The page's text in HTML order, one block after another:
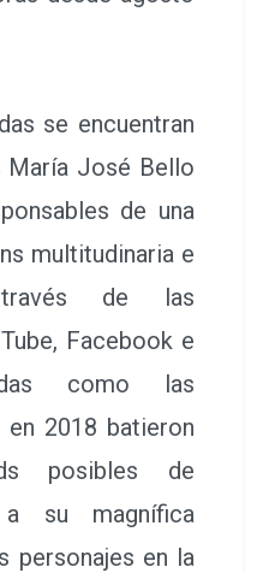
se encuentran
María José Bello
de una
multitudinaria e
de las
Facebook e
como las
en 2018 batieron
posibles de
a su magnífica
personajes en la